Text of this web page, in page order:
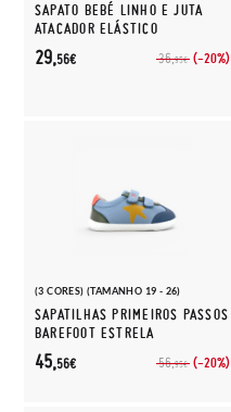
SAPATO BEBÉ LINHO E JUTA
ATACADOR ELÁSTICO
36,95€ (-20%)
29,56€
(3 CORES) (TAMANHO 19 - 26)
SAPATILHAS PRIMEIROS PASSOS
BAREFOOT ESTRELA
56,95€ (-20%)
45,56€